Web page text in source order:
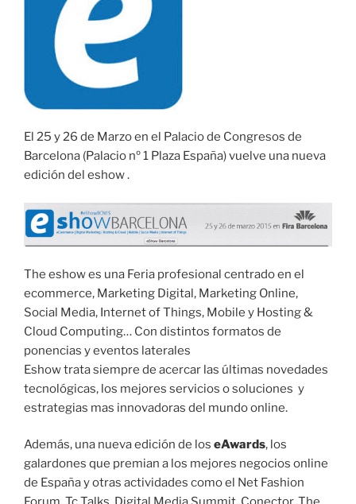
El 25 y 26 de Marzo en el Palacio de Congresos de
Barcelona (Palacio nº 1 Plaza España) vuelve una nueva
edición del eshow .
The eshow es una Feria profesional centrado en el
ecommerce, Marketing Digital, Marketing Online,
Social Media, Internet of Things, Mobile y Hosting &
Cloud Computing… Con distintos formatos de
ponencias y eventos laterales
Eshow trata siempre de acercar las últimas novedades
tecnológicas, los mejores servicios o soluciones y
estrategias mas innovadoras del mundo online.
Además, una nueva edición de los eAwards, los
galardones que premian a los mejores negocios online
de España y otras actividades como el Net Fashion